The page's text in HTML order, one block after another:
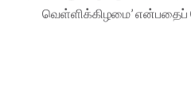
வெள்ளிக்கிழமை’